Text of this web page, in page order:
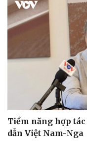
Tiềm năng hợp
dẫn Việt Nam-Nga